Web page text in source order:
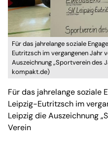
Für das jahrelange soziale
Eutritzsch im vergangenen Jahr
Auszeichnung „Sportverein des
kompakt.de)
Für das jahrelange soziale
Leipzig-Eutritzsch im
Leipzig die Auszeichnung
Verein